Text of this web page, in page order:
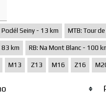
Podél Seiny - 13 km MTB: Tour
83 km RB: Na Mont Blanc - 100
M13 Z13 M16 Z16